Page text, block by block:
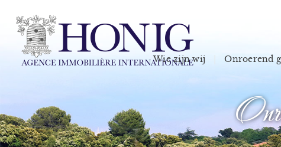
Wie zijn wij Onroerend